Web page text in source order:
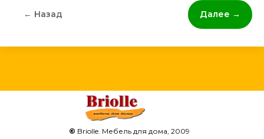
← Назад Далее →
© Briolle. Мебель для дома, 2009